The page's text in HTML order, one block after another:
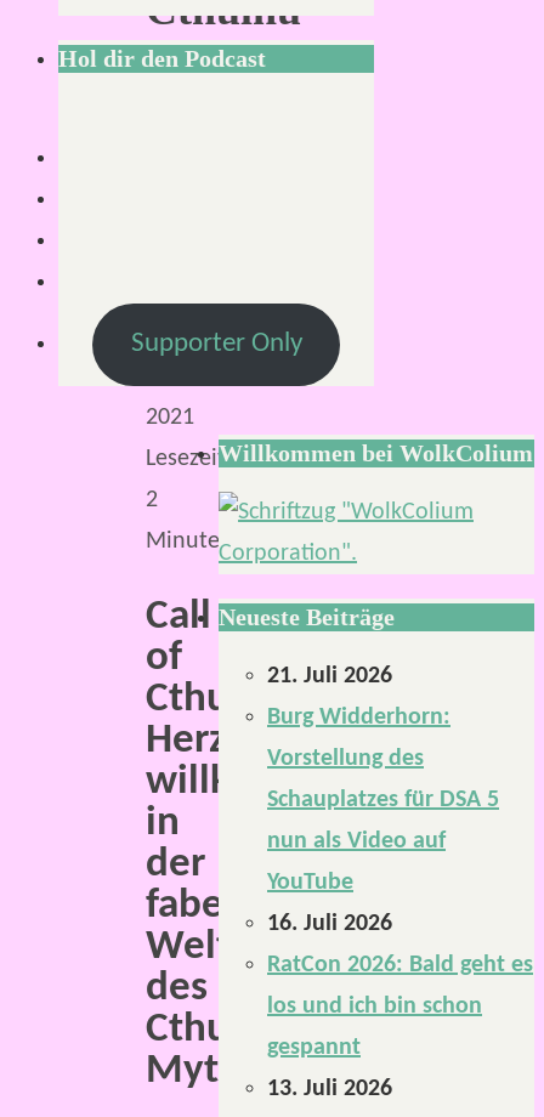
30.
2021
Lesezeit:
2
Minuten
Call
of
Cthulhu.
Herzlich
willkommen
in
der
fabelhaften
Welt
des
Cthulhu-
Mythos.
Hol dir den Podcast
Supporter Only
Willkommen bei WolkColium
Neueste Beiträge
21. Juli 2026
Burg Widderhorn:
Vorstellung des
Schauplatzes für DSA 5
nun als Video auf
YouTube
16. Juli 2026
RatCon 2026: Bald geht es
los und ich bin schon
gespannt
13. Juli 2026